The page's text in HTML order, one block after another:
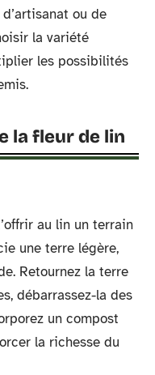
ou de
la variété
les possibilités
la fleur de lin
au lin un terrain
une terre légère,
Retournez la terre
débarrassez-la des
un compost
la richesse du